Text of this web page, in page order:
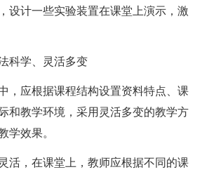
设计一些实验装置在课堂上演示，激
科学、灵活多变
，应根据课程结构设置资料特点、课
和教学环境，采用灵活多变的教学方
学效果。
活，在课堂上，教师应根据不同的课